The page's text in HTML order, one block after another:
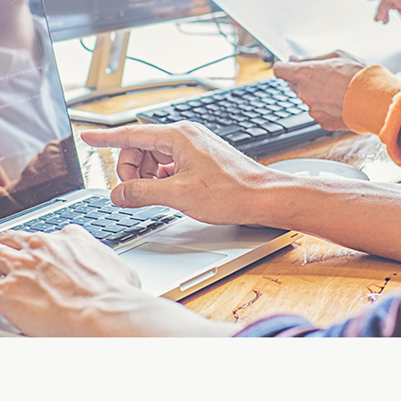
Germany
India
Kuwait
Malaysia
Norway
Poland
Romania